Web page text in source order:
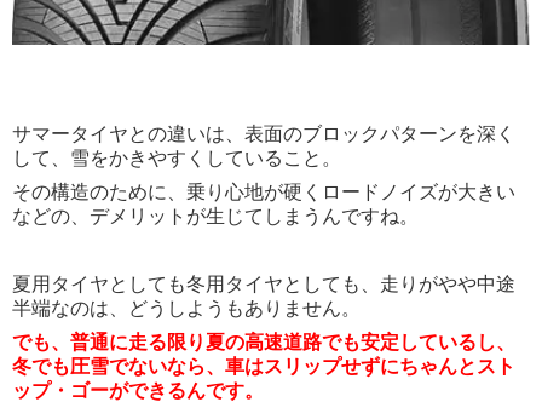
サマータイヤとの違いは、表面のブロックパターンを深く
して、雪をかきやすくしていること。
その構造のために、乗り心地が硬くロードノイズが大きい
などの、デメリットが生じてしまうんですね。
夏用タイヤとしても冬用タイヤとしても、走りがやや中途
半端なのは、どうしようもありません。
でも、普通に走る限り夏の高速道路でも安定しているし、
冬でも圧雪でないなら、車はスリップせずにちゃんとスト
ップ・ゴーができるんです。